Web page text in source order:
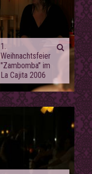
1.
Weihnachtsfeier
"Zambomba" im
La Cajita 2006